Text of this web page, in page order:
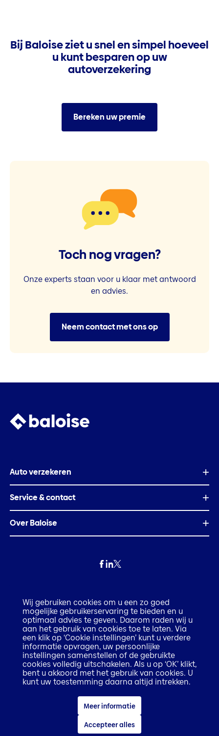
Wij gebruiken cookies om u een zo goed
mogelijke gebruikerservaring te bieden en u
optimaal advies te geven. Daarom raden wij u
aan het gebruik van cookies toe te laten. Via
een klik op ‘Cookie instellingen’ kunt u verdere
informatie opvragen, uw persoonlijke
instellingen samenstellen of de gebruikte
cookies volledig uitschakelen. Als u op ‘OK’ klikt,
bent u akkoord met het gebruik van cookies. U
kunt uw toestemming daarna altijd intrekken.
Meer informatie
Accepteer alles
Bij Baloise ziet u snel en simpel hoeveel
u kunt besparen op uw
autoverzekering
Bereken uw premie
Toch nog vragen?
Onze experts staan voor u klaar met antwoord
en advies.
Neem contact met ons op
Auto verzekeren
Service & contact
Over Baloise
Fraude
Disclaimer
Execution only disclaimer
Toegankelijkheidsverklaring